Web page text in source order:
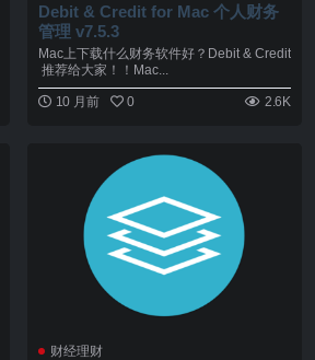
Debit & Credit for Mac 个人财务
管理 v7.5.3
Mac上下载什么财务软件好？Debit & Credit
推荐给大家！！Mac...
10 月前 0 2.6K
财经理财